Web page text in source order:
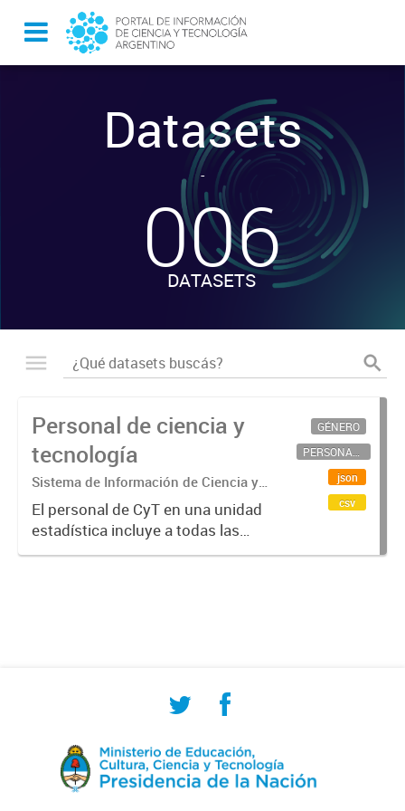
Datasets
-
006
DATASETS
Personal de ciencia y
tecnología
Sistema de Información de Ciencia y
Tecnología Argentino (SICYTAR)
El personal de CyT en una unidad
estadística incluye a todas las
personas involucradas
GÉNERO
PERSONAL CIENTÍFICO-TECNOLÓGICO
json
csv